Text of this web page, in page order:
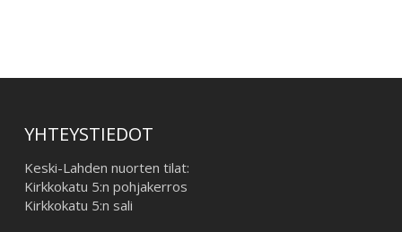
YHTEYSTIEDOT
Keski-Lahden nuorten tilat:
Kirkkokatu 5:n pohjakerros
Kirkkokatu 5:n sali